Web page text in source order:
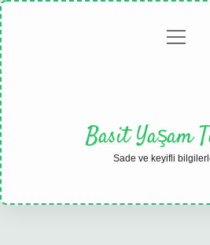
Gizlilikmenüyü
Basit Yaşam
Sade ve keyifli